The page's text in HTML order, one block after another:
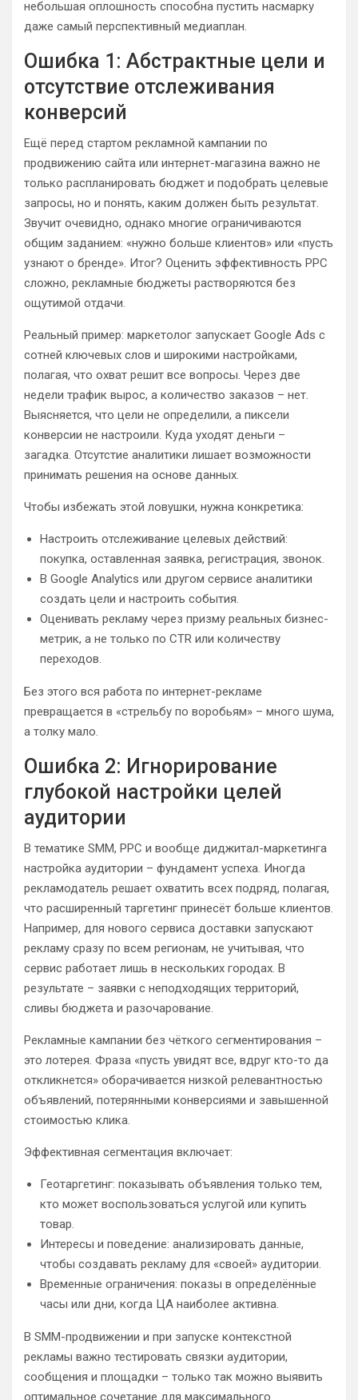
небольшая оплошность способна пустить насмарку
даже самый перспективный медиаплан.
Ошибка 1: Абстрактные цели и
отсутствие отслеживания
конверсий
Ещё перед стартом рекламной кампании по
продвижению сайта или интернет-магазина важно не
только распланировать бюджет и подобрать целевые
запросы, но и понять, каким должен быть результат.
Звучит очевидно, однако многие ограничиваются
общим заданием: «нужно больше клиентов» или «пусть
узнают о бренде». Итог? Оценить эффективность PPC
сложно, рекламные бюджеты растворяются без
ощутимой отдачи.
Реальный пример: маркетолог запускает Google Ads с
сотней ключевых слов и широкими настройками,
полагая, что охват решит все вопросы. Через две
недели трафик вырос, а количество заказов – нет.
Выясняется, что цели не определили, а пиксели
конверсии не настроили. Куда уходят деньги –
загадка. Отсутстие аналитики лишает возможности
принимать решения на основе данных.
Чтобы избежать этой ловушки, нужна конкретика:
Настроить отслеживание целевых действий:
покупка, оставленная заявка, регистрация, звонок.
В Google Analytics или другом сервисе аналитики
создать цели и настроить события.
Оценивать рекламу через призму реальных бизнес-
метрик, а не только по CTR или количеству
переходов.
Без этого вся работа по интернет-рекламе
превращается в «стрельбу по воробьям» – много шума,
а толку мало.
Ошибка 2: Игнорирование
глубокой настройки целей
аудитории
В тематике SMM, PPC и вообще диджитал-маркетинга
настройка аудитории – фундамент успеха. Иногда
рекламодатель решает охватить всех подряд, полагая,
что расширенный таргетинг принесёт больше клиентов.
Например, для нового сервиса доставки запускают
рекламу сразу по всем регионам, не учитывая, что
сервис работает лишь в нескольких городах. В
результате – заявки с неподходящих территорий,
сливы бюджета и разочарование.
Рекламные кампании без чёткого сегментирования –
это лотерея. Фраза «пусть увидят все, вдруг кто-то да
откликнется» оборачивается низкой релевантностью
объявлений, потерянными конверсиями и завышенной
стоимостью клика.
Эффективная сегментация включает:
Геотаргетинг: показывать объявления только тем,
кто может воспользоваться услугой или купить
товар.
Интересы и поведение: анализировать данные,
чтобы создавать рекламу для «своей» аудитории.
Временные ограничения: показы в определённые
часы или дни, когда ЦА наиболее активна.
В SMM-продвижении и при запуске контекстной
рекламы важно тестировать связки аудитории,
сообщения и площадки – только так можно выявить
оптимальное сочетание для максимального